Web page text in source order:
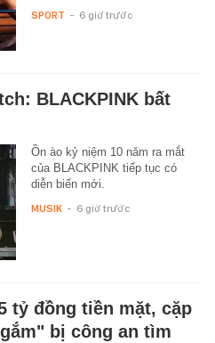
SPORT - 6 giờ trước
BLACKPINK bất
Ồn ào kỷ niệm 10 năm ra mắt
của BLACKPINK tiếp tục có
diễn biến mới.
MUSIK - 6 giờ trước
tỷ đồng tiền mặt, cặp
bị công an tìm